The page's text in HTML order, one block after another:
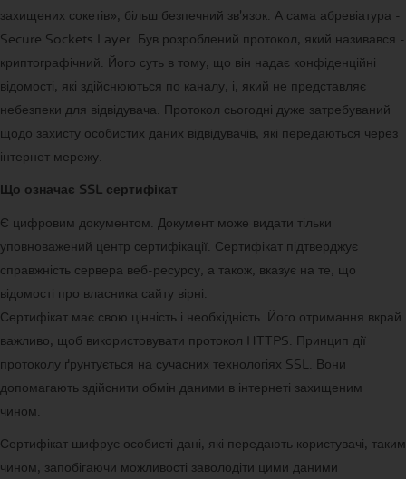
захищених сокетів», більш безпечний зв'язок. А сама абревіатура -
Secure Sockets Layer. Був розроблений протокол, який називався -
криптографічний. Його суть в тому, що він надає конфіденційні
відомості, які здійснюються по каналу, і, який не представляє
небезпеки для відвідувача. Протокол сьогодні дуже затребуваний
щодо захисту особистих даних відвідувачів, які передаються через
інтернет мережу.
Що означає SSL сертифікат
Є цифровим документом. Документ може видати тільки
уповноважений центр сертифікації. Сертифікат підтверджує
справжність сервера веб-ресурсу, а також, вказує на те, що
відомості про власника сайту вірні.
Сертифікат має свою цінність і необхідність. Його отримання вкрай
важливо, щоб використовувати протокол HTTPS. Принцип дії
протоколу ґрунтується на сучасних технологіях SSL. Вони
допомагають здійснити обмін даними в інтернеті захищеним
чином.
Сертифікат шифрує особисті дані, які передають користувачі, таким
чином, запобігаючи можливості заволодіти цими даними